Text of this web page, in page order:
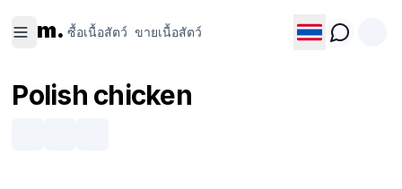
m. ซื้อเนื้อสัตว์ ขายเนื้อสัตว์
สัตว์
สัตว์
Polish chicken